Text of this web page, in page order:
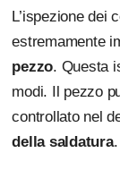
L’ispezione dei
estremamente
pezzo. Questa
modi. Il pezzo
controllato nel
della saldatura.